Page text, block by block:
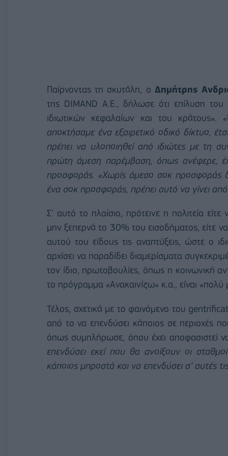
Παίρνοντας τη σκυτάλη, ο Δημήτρης
της DIMAND Α.Ε., δήλωσε ότι επίλυση του
ιδιωτικών κεφαλαίων και του κράτους».
αποκτήσαμε ένα εξαιρετικό οδικό δίκτυο,
πρέπει να υλοποιηθεί από ιδιώτες με τη
πρώτη άμεση παρέμβαση, όπως ανέφερε,
προσφοράς. «Χωρίς άμεσο σοκ προσφοράς
ένα σοκ προσφοράς, πρέπει αυτό να γίνει από
Σ’ αυτό το πλαίσιο, πρότεινε η πολιτεία
μην ξεπερνά το 30% του εισοδήματος, είτε
αυτού του είδους τις αναπτύξεις, ώστε ο
αρχίσει να παραδίδει διαμερίσματα
τον ίδιο, πρωτοβουλίες, όπως η κοινωνική
το πρόγραμμα «Ανακαινίζω» κ.α., είναι
Τέλος, σχετικά με το φαινόμενο του
από το να επενδύσει κάποιος σε περιοχές
όπως συμπλήρωσε, όπου έχει αποφασιστεί
επενδύσει εκεί που θα ανοίξουν οι
κάποιος μπροστά και να επενδύσει σ’ αυτές